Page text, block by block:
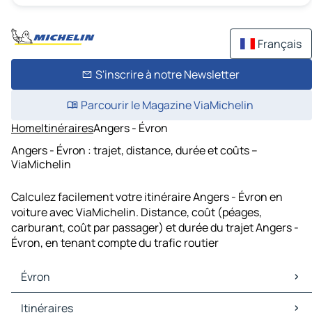
Français
S'inscrire à notre Newsletter
Parcourir le Magazine ViaMichelin
HomeItinérairesAngers - Évron
Angers - Évron : trajet, distance, durée et coûts –
ViaMichelin
Calculez facilement votre itinéraire Angers - Évron en
voiture avec ViaMichelin. Distance, coût (péages,
carburant, coût par passager) et durée du trajet Angers -
Évron, en tenant compte du trafic routier
Évron
Évron Cartes et plans
Itinéraires